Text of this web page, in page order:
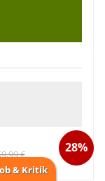
28%
€
& Kritik